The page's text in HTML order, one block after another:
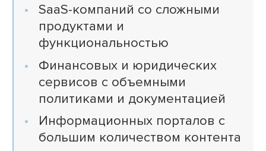
SaaS-компаний со сложными
продуктами и
функциональностью
Финансовых и юридических
сервисов с объемными
политиками и документацией
Информационных порталов с
большим количеством контента